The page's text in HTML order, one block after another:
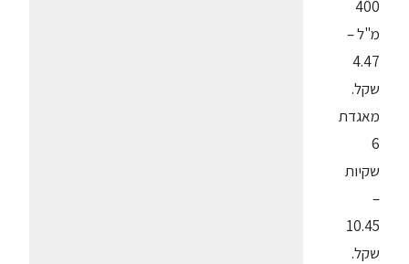
400
מ"ל –
4.47
שקל.
מאגדת
6
שקיות
–
10.45
שקל.